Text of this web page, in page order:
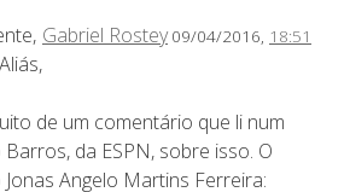
Gabriel Rostey 09/04/2016, 18:51
de um comentário que li num
da ESPN, sobre isso. O
Angelo Martins Ferreira: